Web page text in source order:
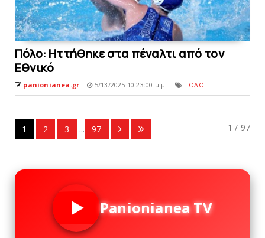
Πόλο: Ηττήθηκε στα πέναλτι από τον
Eθνικό
panionianea.gr 5/13/2025 10:23:00 μ.μ. ΠΟΛΟ
1 / 97
1 2 3 ... 97
Panionianea TV